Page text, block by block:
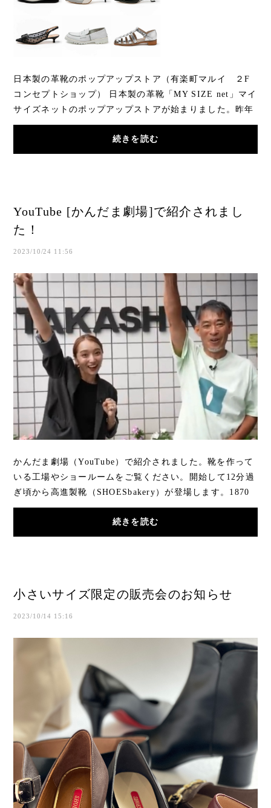
日本製の革靴のポップアップストア（有楽町マルイ ２F
コンセプトショップ） 日本製の革靴「MY SIZE net」マイ
サイズネットのポップアップストアが始まりました。昨年
の秋に続いて、今年の春もスタート！た...
続きを読む
YouTube [かんだま劇場]で紹介されまし
た！
2023/10/24 11:56
かんだま劇場（YouTube）で紹介されました。靴を作って
いる工場やショールームをご覧ください。開始して12分過
ぎ頃から高進製靴（SHOESbakery）が登場します。1870
年（明治3年）に日本の靴工場が誕生しました。現...
続きを読む
小さいサイズ限定の販売会のお知らせ
2023/10/14 15:16